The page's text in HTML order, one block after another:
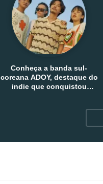
Conheça a banda sul-
coreana ADOY, destaque do
indie que conquistou